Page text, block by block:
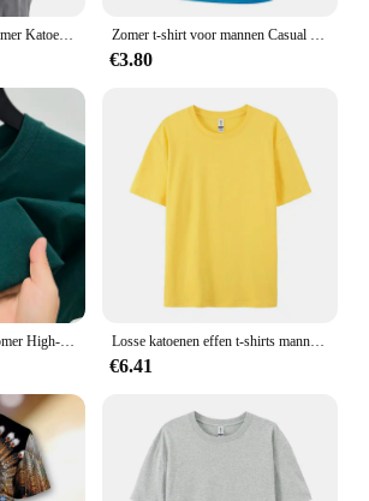
€3.80
Losse katoenen effen t-shirts mannen vrouw korte mouw modemerk trend paar kleding tees aangepaste snoep kleur zomer tops
€6.41